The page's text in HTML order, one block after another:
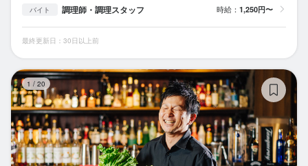
バイト 調理師・調理スタッフ 時給： 1,250円〜
最終更新日：30日以上前
1 / 20